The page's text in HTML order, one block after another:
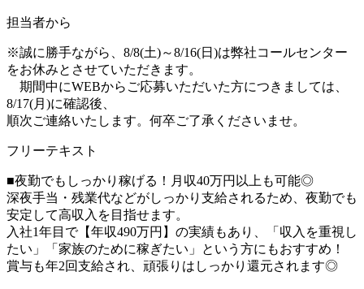
担当者から
※誠に勝手ながら、8/8(土)～8/16(日)は弊社コールセンター
をお休みとさせていただきます。
期間中にWEBからご応募いただいた方につきましては、
8/17(月)に確認後、
順次ご連絡いたします。何卒ご了承くださいませ。
フリーテキスト
■夜勤でもしっかり稼げる！月収40万円以上も可能◎
深夜手当・残業代などがしっかり支給されるため、夜勤でも
安定して高収入を目指せます。
入社1年目で【年収490万円】の実績もあり、「収入を重視し
たい」「家族のために稼ぎたい」という方にもおすすめ！
賞与も年2回支給され、頑張りはしっかり還元されます◎